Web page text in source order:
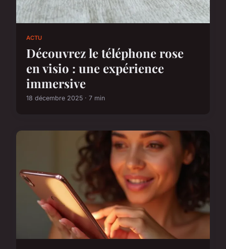
ACTU
Découvrez le téléphone rose
en visio : une expérience
immersive
18 décembre 2025 · 7 min